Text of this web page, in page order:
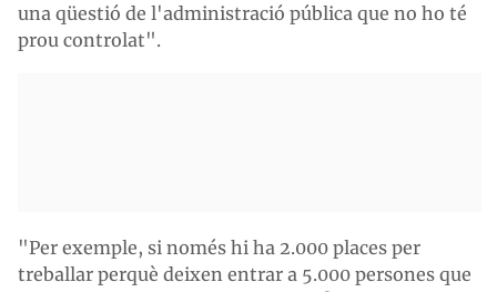
una qüestió de l'administració pública que no ho té
prou controlat".
"Per exemple, si només hi ha 2.000 places per
treballar perquè deixen entrar a 5.000 persones que